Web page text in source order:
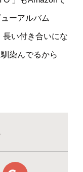
ーアルバム
長い付き合いにな
馴染んでるから